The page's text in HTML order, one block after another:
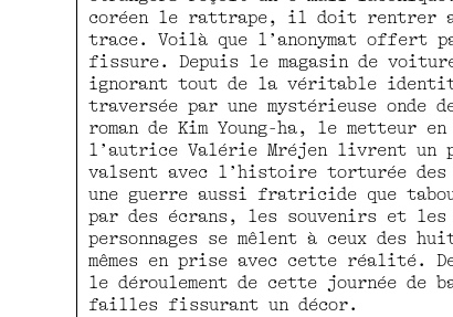
coréen le rattrape, il doit rentrer
trace. Voilà que l’anonymat offert
fissure. Depuis le magasin de
ignorant tout de la véritable
traversée par une mystérieuse onde
roman de Kim Young-ha, le metteur
l’autrice Valérie Mréjen livrent un
valsent avec l’histoire torturée des
une guerre aussi fratricide que
par des écrans, les souvenirs et
personnages se mêlent à ceux des
mêmes en prise avec cette réalité.
le déroulement de cette journée de
failles fissurant un décor.